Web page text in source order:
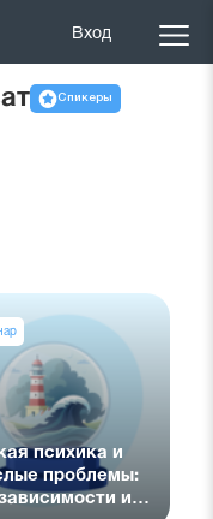
Вход
Спикеры
психика и
проблемы:
и